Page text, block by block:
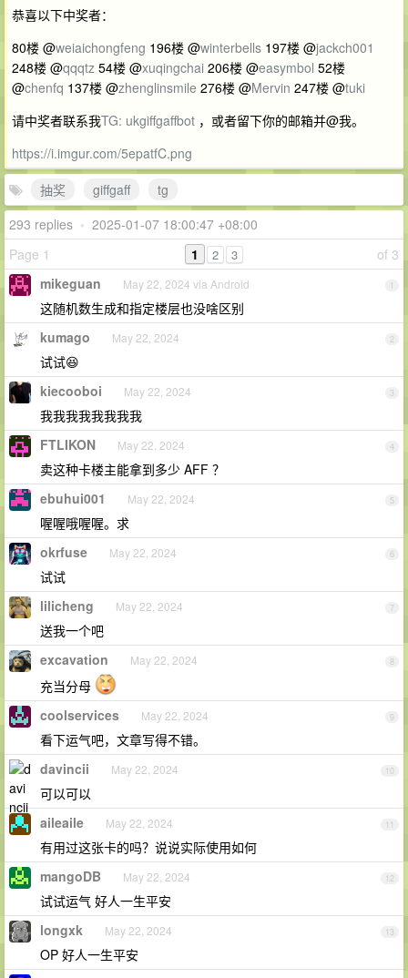
恭喜以下中奖者：
80楼 @weiaichongfeng 196楼 @winterbells 197楼 @jackch001
248楼 @qqqtz 54楼 @xuqingchai 206楼 @easymbol 52楼
@chenfq 137楼 @zhenglinsmile 276楼 @Mervin 247楼 @tuki
请中奖者联系我TG: ukgiffgaffbot ，或者留下你的邮箱并@我。
https://i.imgur.com/5epatfC.png
抽奖
giffgaff
tg
293 replies • 2025-01-07 18:00:47 +08:00
Page 1
of 3
1 2 3
1
mikeguan May 22, 2024 via Android
这随机数生成和指定楼层也没啥区别
2
kumago May 22, 2024
试试😆
3
kiecooboi May 22, 2024
我我我我我我我我
4
FTLIKON May 22, 2024
卖这种卡楼主能拿到多少 AFF ？
5
ebuhui001 May 22, 2024
喔喔哦喔喔。求
6
okrfuse May 22, 2024
试试
7
lilicheng May 22, 2024
送我一个吧
8
excavation May 22, 2024
充当分母
9
coolservices May 22, 2024
看下运气吧，文章写得不错。
10
davincii May 22, 2024
可以可以
11
aileaile May 22, 2024
有用过这张卡的吗？说说实际使用如何
12
mangoDB May 22, 2024
试试运气 好人一生平安
13
longxk May 22, 2024
OP 好人一生平安